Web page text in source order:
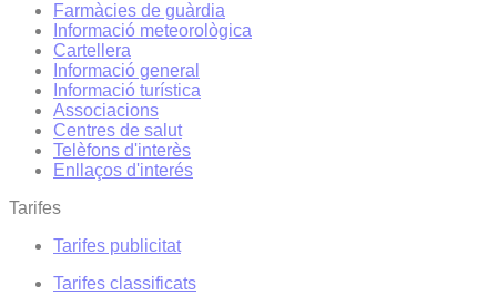
Farmàcies de guàrdia
Informació meteorològica
Cartellera
Informació general
Informació turística
Associacions
Centres de salut
Telèfons d'interès
Enllaços d'interés
Tarifes
Tarifes publicitat
Tarifes classificats